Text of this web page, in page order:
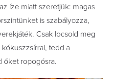
íze miatt szeretjük: magas
is szabályozza,
Csak locsold meg
tedd a
őket ropogósra.